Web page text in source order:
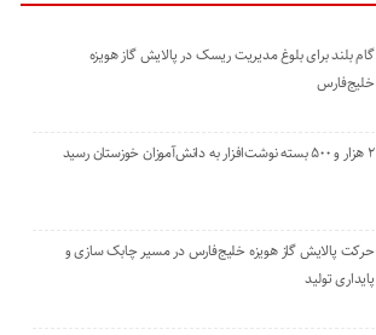
گام بلند برای بلوغ مدیریت ریسک در پالایش گاز هویزه
خلیج‌فارس
۲ هزار و ۵۰۰ بسته نوشت‌افزار به دانش‌آموزان خوزستان رسید
حرکت پالایش گاز هویزه خلیج‌فارس در مسیر چابک سازی و
پایداری تولید